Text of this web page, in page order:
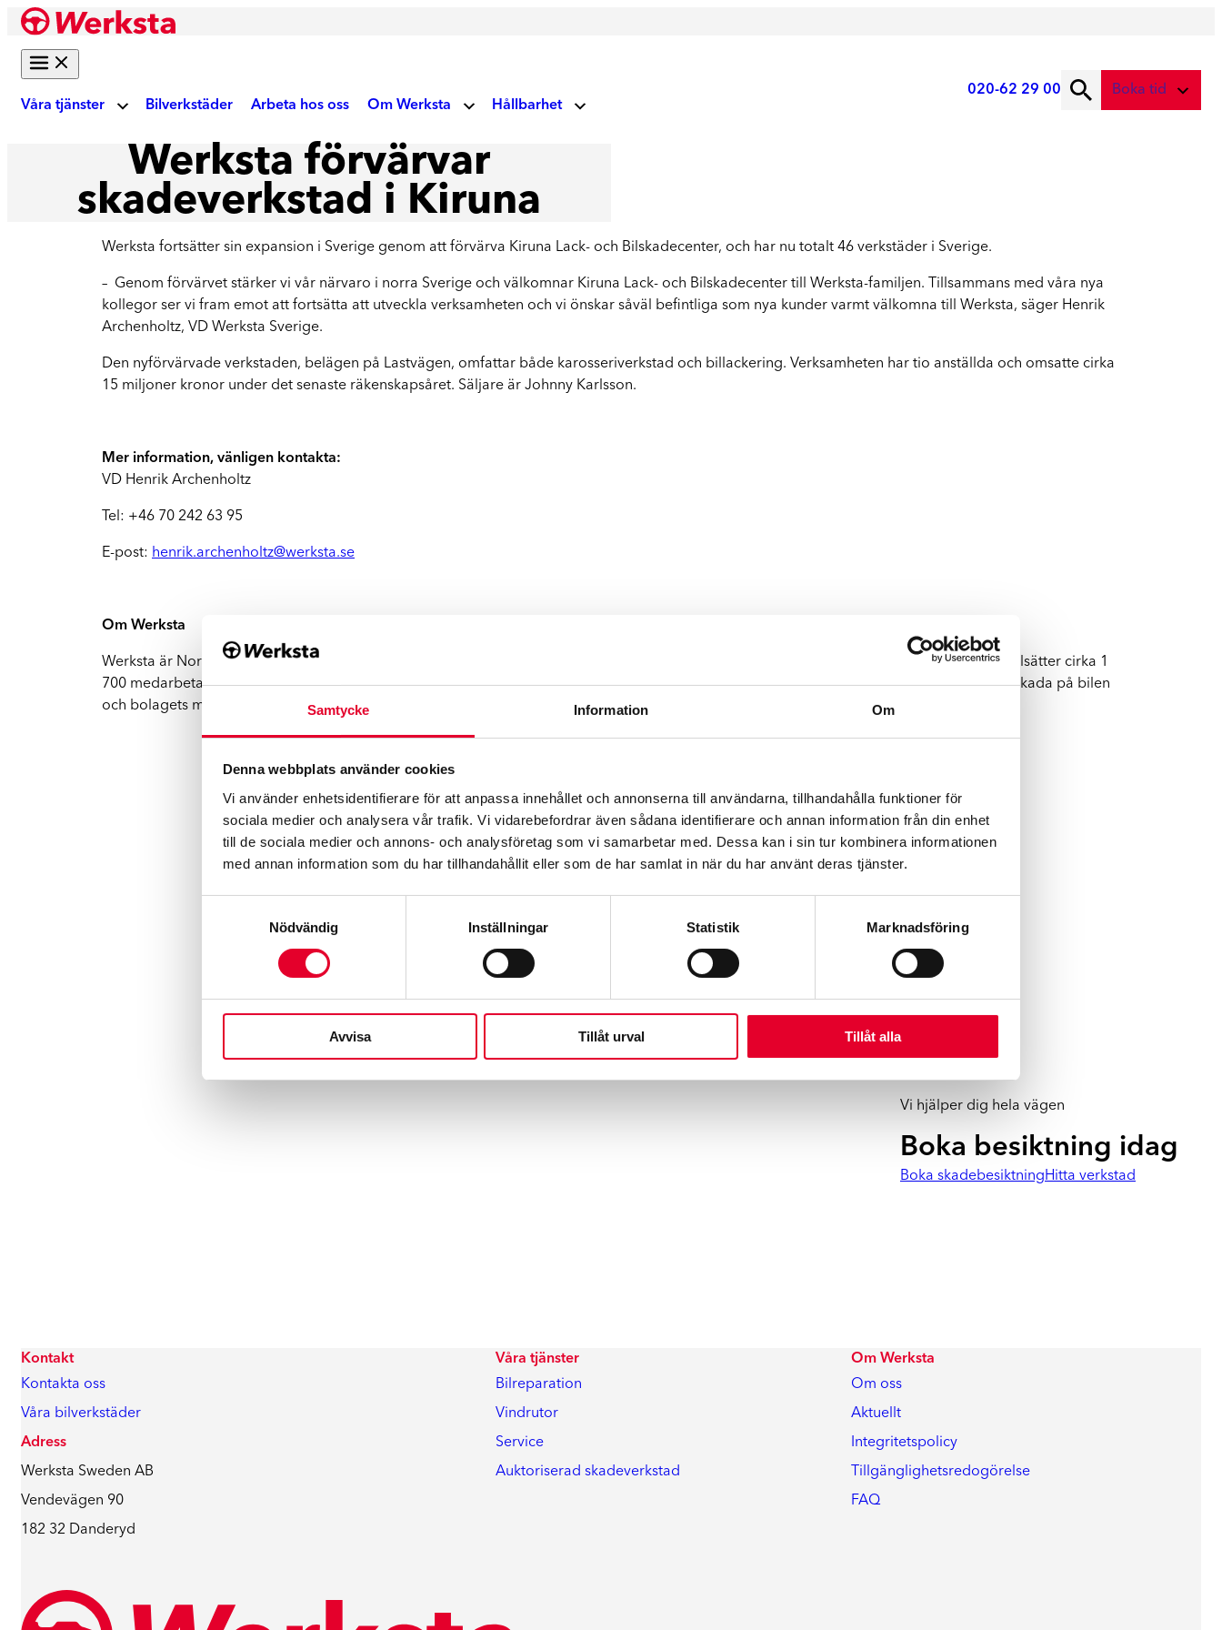
Samtycke Information Om
Denna webbplats använder cookies
Vi använder enhetsidentifierare för att anpassa innehållet och annonserna till användarna, tillhandahålla funktioner för
sociala medier och analysera vår trafik. Vi vidarebefordrar även sådana identifierare och annan information från din enhet
till de sociala medier och annons- och analysföretag som vi samarbetar med. Dessa kan i sin tur kombinera informationen
med annan information som du har tillhandahållit eller som de har samlat in när du har använt deras tjänster.
Nödvändig
Inställningar Statistik Marknadsföring
Avvisa Tillåt urval Tillåt alla
Hoppa
innehåll
Våra tjänster
Bilreparation
Gör digital fotobesiktning eller boka tid på
Auktoriserad skadeverkstad
Mopedbilar
Vi reparerar Tesla och andra elbilar
Glas
Bilverkstäder Arbeta hos oss Om Werksta
Om oss
Kundupplevelser
Aktuellt
Werksta Group
Hållbarhet
Vårt fokus på miljö och klimat
Våra vägvisare
Corporate Governance
Hållbarhetsrapporter
Ta del av våra rapporter
020-62 29 00 Boka tid
Skadebesiktning på verkstad
Service
Lagning av stenskott
Werksta förvärvar
skadeverkstad i Kiruna
Werksta fortsätter sin expansion i Sverige genom att förvärva Kiruna Lack- och Bilskadecenter, och har nu totalt 46 verkstäder i Sverige.
– Genom förvärvet stärker vi vår närvaro i norra Sverige och välkomnar Kiruna Lack- och Bilskadecenter till Werksta-familjen. Tillsammans med våra nya
kollegor ser vi fram emot att fortsätta att utveckla verksamheten och vi önskar såväl befintliga som nya kunder varmt välkomna till Werksta, säger Henrik
Archenholtz, VD Werksta Sverige.
Den nyförvärvade verkstaden, belägen på Lastvägen, omfattar både karosseriverkstad och billackering. Verksamheten har tio anställda och omsatte cirka
15 miljoner kronor under det senaste räkenskapsåret. Säljare är Johnny Karlsson.
Mer information, vänligen kontakta:
VD Henrik Archenholtz
Tel: +46 70 242 63 95
E-post: henrik.archenholtz@werksta.se
Om Werksta
Werksta är Nordens ledande skadeverkstadskedja med över 100 verkstäder i Sverige, Finland, Norge och Nederländerna. Koncernen sysselsätter cirka 1
700 medarbetare och omsatte cirka 3.5 miljarder kronor år 2024. Werksta vill vara försäkringsbolagens och bilförarnas förstahandsval vid skada på bilen
och bolagets mål är att uppnå den högsta kundnöjdheten i branschen och vara ledande vad det gäller hållbarhetsarbete.
Vi hjälper dig hela vägen
Boka besiktning idag
Boka skadebesiktningHitta verkstad
Kontakt
Kontakta oss
Våra bilverkstäder
Adress
Werksta Sweden AB
Vendevägen 90
182 32 Danderyd
Våra tjänster
Bilreparation
Vindrutor
Service
Auktoriserad skadeverkstad
Om Werksta
Om oss
Aktuellt
Integritetspolicy
Tillgänglighetsredogörelse
FAQ